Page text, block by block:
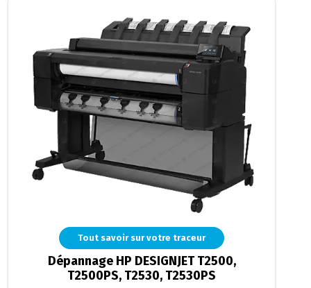
Tout savoir sur votre traceur
Dépannage HP DESIGNJET T2500,
T2500PS, T2530, T2530PS